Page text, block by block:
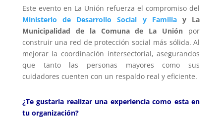
Este evento en La Unión refuerza el compromiso del
Ministerio de Desarrollo Social y Familiay La
Municipalidad de la Comuna de La Unión por
construir una red de protección social más sólida. Al
mejorar la coordinación intersectorial, asegurandos
que tanto las personas mayores como sus
cuidadores cuenten con un respaldo real y eficiente.
¿Te gustaría realizar una experiencia como esta en
tu organización?